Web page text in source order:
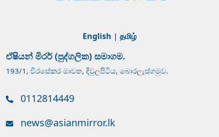
English | தமிழ்
ඒෂියන් මිරර් (පුද්ගලික) සමාගම.
193/1, වීරසේකර මාවත, දිවුලපිටිය, බොරලැස්ගමුව.
0112814449
news@asianmirror.lk